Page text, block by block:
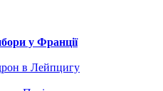
у Франції
в Лейпцигу